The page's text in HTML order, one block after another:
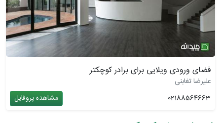
فضای ورودی ویلایی برای برادر کوچکتر
علیرضا تغابنی
02188564663
مشاهده پروفایل